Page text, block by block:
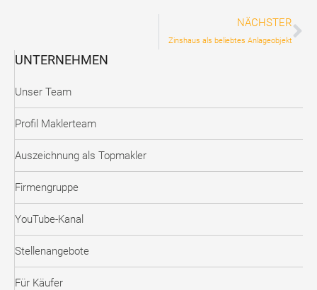
NÄCHSTER
Zinshaus als beliebtes Anlageobjekt
UNTERNEHMEN
Unser Team
Profil Maklerteam
Auszeichnung als Topmakler
Firmengruppe
YouTube-Kanal
Stellenangebote
Für Käufer